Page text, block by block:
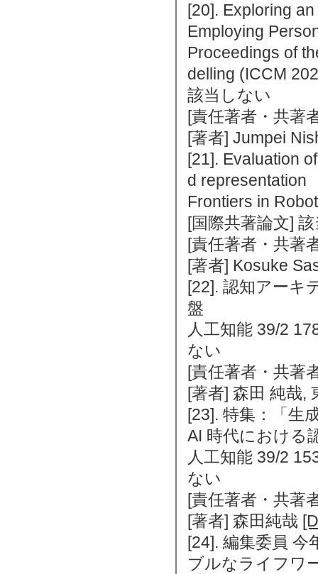
[20]. Exploring
Employing
Proceedings of
delling (ICCM
該当しない
[責任著者・共著
[著者] Jumpei
[21]. Evaluation
d representation
Frontiers in
[国際共著論文]
[責任著者・共著
[著者] Kosuke
[22]. 認知アーキ
盤
人工知能 39/2
ない
[責任著者・共著
[著者] 森田 純哉,
[23]. 特集：「生
AI 時代における
人工知能 39/2
ない
[責任著者・共著
[著者] 森田純哉
[24]. 編集委員
ブルなライフワ